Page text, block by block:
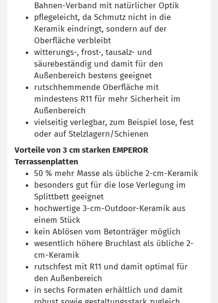
Bahnen-Verband mit natürlicher Optik
pflegeleicht, da Schmutz nicht in die
Keramik eindringt, sondern auf der
Oberfläche verbleibt
witterungs-, frost-, tausalz- und
säurebeständig und damit für den
Außenbereich bestens geeignet
rutschhemmende Oberfläche mit
mindestens R11 für mehr Sicherheit im
Außenbereich
vielseitig verlegbar, zum Beispiel lose, fest
oder auf Stelzlagern/Schienen
Vorteile von 3 cm starken EMPEROR
Terrassenplatten
50 % mehr Masse als übliche 2-cm-Keramik
besonders gut für die lose Verlegung im
Splittbett geeignet
hochwertige 3-cm-Outdoor-Keramik aus
einem Stück
kein Ablösen vom Betonträger möglich
wesentlich höhere Bruchlast als übliche 2-
cm-Keramik
rutschfest mit R11 und damit optimal für
den Außenbereich
in sechs Formaten erhältlich und damit